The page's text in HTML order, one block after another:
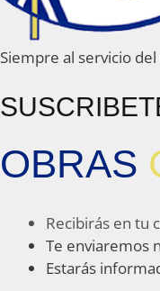
Siempre al servicio
OBRAS
Recibirás en tu
Te enviaremos
Estarás